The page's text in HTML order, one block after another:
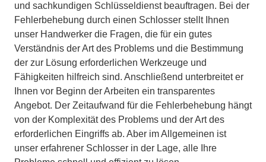
und sachkundigen Schlüsseldienst beauftragen. Bei der
Fehlerbehebung durch einen Schlosser stellt Ihnen
unser Handwerker die Fragen, die für ein gutes
Verständnis der Art des Problems und die Bestimmung
der zur Lösung erforderlichen Werkzeuge und
Fähigkeiten hilfreich sind. Anschließend unterbreitet er
Ihnen vor Beginn der Arbeiten ein transparentes
Angebot. Der Zeitaufwand für die Fehlerbehebung hängt
von der Komplexität des Problems und der Art des
erforderlichen Eingriffs ab. Aber im Allgemeinen ist
unser erfahrener Schlosser in der Lage, alle Ihre